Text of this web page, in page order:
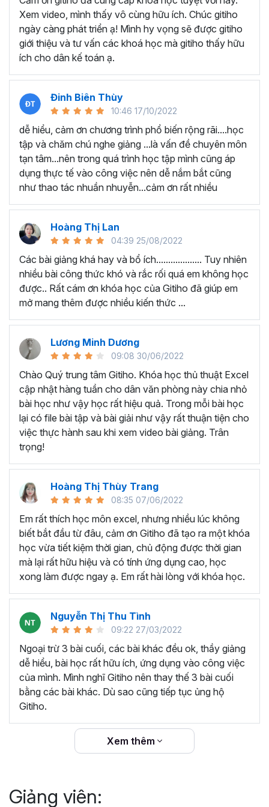
Học nhanh nhưng nhớ lâu bởi luôn có các bài tập
thực hành kèm với lý thuyết.
Các video bài giảng được xây dựng dựa trên các
chủ đề cụ thể, đồng thời chú trọng tối đa đến tính
ứng dụng cao. Đặc biệt, bộ videocác thủ thuật
khác, phù hợp với tất cả mọi đối tượng muốn tỏa
sáng nơi công sở với thủ thuật Excel nâng cao thông
minh và tạo kết quả bất ngờ trong công việc.
Bạn sẽ tự tin xử lý được mọi việc trên các công cụ
Excel một cách chuyên nghiệp giúp đẩy nhân được
tiến độ công việc, nâng cao hiệu suất làm việc lên
tới 5 lần.
Đặc biệt khiđăng ký khóa học EXG02học viên sẽ có cơ
hội nhận ưu đãi sở hữu trọn đời chỉ với
tác đăng ký khá đơn giản, bạn chỉ cần nhấn vào ĐĂNG
KÝ HỌC NGAY khóa học EXG08 trên gitiho.com là xong.
Nếu có bất cứ thắc mắc nào liên quan đến tớikhóa học
EXG02 - Thủ thuật Excel cập nhật hàng tuầnbạn hãy
để kết nối cho Gitiho qua hotline 0774 116 285 để được
tư vấn chi tiết nhé.
Nội dung bài giảng trong khóa
học thủ thuật trên Excel của
Gitiho?
Khóa học Thủ thuật Excel cập nhật các mẹo Excel văn
phòng hàng tuần, bạn có thể được update những nội
dung mới nhất về tin học văn phòng như sau:
Định dạng nhanh bằng công cụFormat Paintervà
toán, các thủ thuật excel tính tổng, đặt tên nhanh
cho bảng tính, hiển thị công thức trong ô, tạo ghi
chú và cố định dòng - cột.
Kỹ thuật định dạng và xử lý dữ liệu bao gồm tự động
thêm ký hiệu tiền tệ, viết biểu thức hóa học - toán
học và loại bỏ dữ liệu trùng lặp.
Tổng hợp thủ thuật với hàm, công thức bao gồm
cách tắt/mở gợi ý khi viết hàm, đặt tên và sử dụng
gian.
Tổng hợp hàm, công thức tính toán theo thời gian
như hàm tính toán theo tháng, tuổi, ngày hết hạn
hợp đồng,...
Hướng dẫn dùng các hàm và công thức nâng cao
nhưSUM, SUMIFS, VLOOKUP, INDEX, và các thủ
thuật hay trong Excel khác với hàm và công thức.
Những thiết lập chế độ làm việc trên Excel như thiết
lập theme, background, in ấn, và các thanh, tiêu đề,
đường kẻ lưới trong Excel.
và gán nội dung văn bản vào hình khối.
Xem video, mình thấy vô cùng hữu ích. Chúc gitiho
ngày càng phát triển ạ! Mình hy vọng sẽ được gitiho
giới thiệu và tư vấn các khoá học mà gitiho thấy hữu
ích cho dân kế toán ạ.
Đinh Biên Thùy
10:46 17/10/2022
dễ hiểu, cảm ơn chương trình phổ biến rộng rãi....học
tập và chăm chú nghe giảng ...là vấn đề chuyên môn
tạn tâm...nên trong quá trình học tập mình cũng áp
dụng thực tế vào công việc nên dễ nắm bắt cũng
như thao tác nhuần nhuyễn...cảm ơn rất nhiều
Hoàng Thị Lan
04:39 25/08/2022
Các bài giảng khá hay và bổ ích................... Tuy nhiên
nhiều bài công thức khó và rắc rối quá em không học
được.. Rất cám ơn khóa học của Gitiho đã giúp em
mở mang thêm được nhiều kiến thức ...
Lương Minh Dương
09:08 30/06/2022
Chào Quý trung tâm Gitiho. Khóa học thủ thuật Excel
cập nhật hàng tuần cho dân văn phòng này chia nhỏ
bài học như vậy học rất hiệu quả. Trong mỗi bài học
lại có file bài tập và bài giải như vậy rất thuận tiện cho
việc thực hành sau khi xem video bài giảng. Trân
trọng!
Hoàng Thị Thùy Trang
08:35 07/06/2022
Em rất thích học môn excel, nhưng nhiều lúc không
biết bắt đầu từ đâu, cảm ơn Gitiho đã tạo ra một khóa
học vừa tiết kiệm thời gian, chủ động được thời gian
mà lại rất hữu hiệu và có tính ứng dụng cao, học
xong làm được ngay ạ. Em rất hài lòng với khóa học.
Nguyễn Thị Thu Tình
09:22 27/03/2022
Ngoại trừ 3 bài cuối, các bài khác đều ok, thầy giảng
dễ hiểu, bài học rất hữu ích, ứng dụng vào công việc
của mình. Mình nghĩ Gitiho nên thay thế 3 bài cuối
bằng các bài khác. Dù sao cũng tiếp tục ủng hộ
Gitiho.
Xem thêm
Giảng viên: